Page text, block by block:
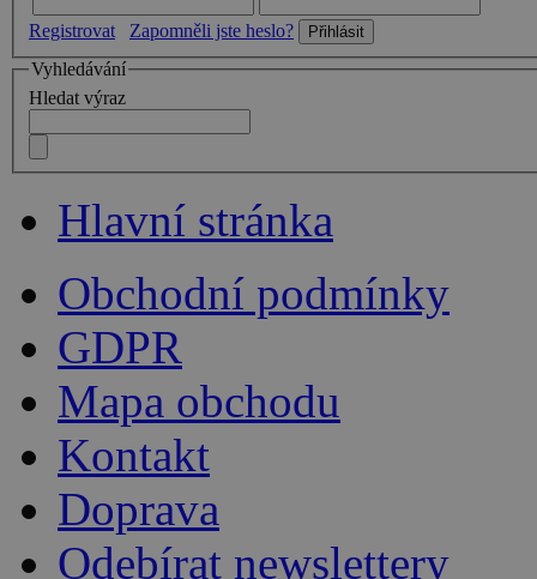
Registrovat
Zapomněli jste heslo?
Vyhledávání
Hledat výraz
Hlavní stránka
Obchodní podmínky
GDPR
Mapa obchodu
Kontakt
Doprava
Odebírat newslettery